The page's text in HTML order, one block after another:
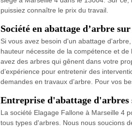
puissiez connaître le prix du travail.
Société en abattage d’arbre
Si vous avez besoin d'un abattage
hauteur nécessite de la compétence et de
avez des arbres qui gênent dans votre
d’expérience pour entretenir des
demandes en travaux d’arbre. Pour vos
Entreprise d'abattage d'arbres
La société Elagage Fallone à Marseille 4
tous types d'arbres. Nous nous soucions